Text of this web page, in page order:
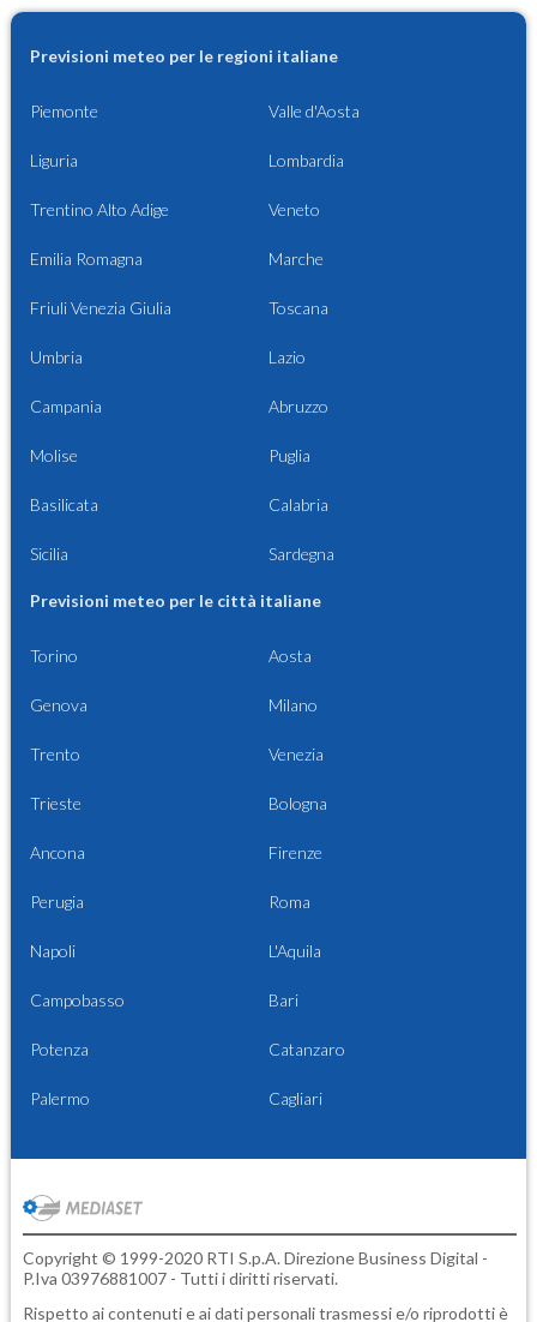
Previsioni meteo per le regioni italiane
Piemonte Valle d'Aosta
Liguria Lombardia
Trentino Alto Adige Veneto
Emilia Romagna Marche
Friuli Venezia Giulia Toscana
Umbria Lazio
Campania Abruzzo
Molise Puglia
Basilicata Calabria
Sicilia Sardegna
Previsioni meteo per le città italiane
Torino Aosta
Genova Milano
Trento Venezia
Trieste Bologna
Ancona Firenze
Perugia Roma
Napoli L'Aquila
Campobasso Bari
Potenza Catanzaro
Palermo Cagliari
Copyright © 1999-2020 RTI S.p.A. Direzione Business Digital -
P.Iva 03976881007 - Tutti i diritti riservati.
Rispetto ai contenuti e ai dati personali trasmessi e/o riprodotti è